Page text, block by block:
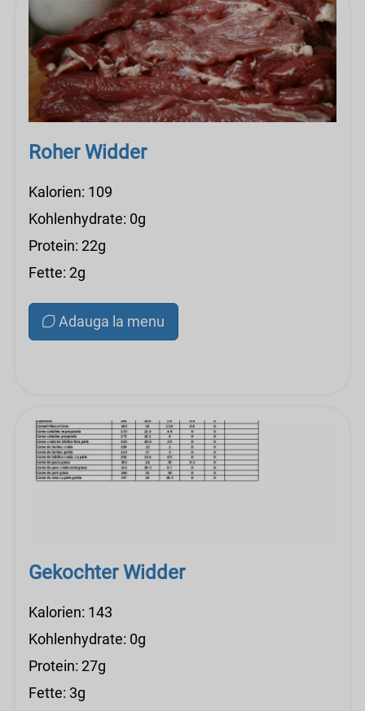
Roher Widder
Kalorien: 109
Kohlenhydrate: 0g
Protein: 22g
Fette: 2g
Adauga la menu
Gekochter Widder
Kalorien: 143
Kohlenhydrate: 0g
Protein: 27g
Fette: 3g